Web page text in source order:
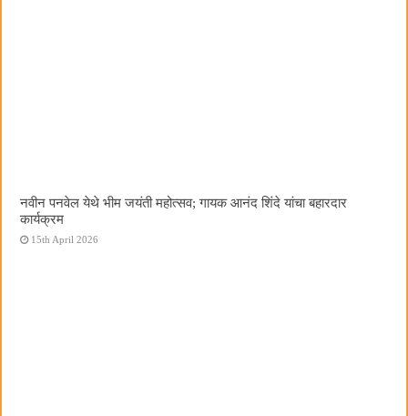
नवीन पनवेल येथे भीम जयंती महोत्सव; गायक आनंद शिंदे यांचा बहारदार
कार्यक्रम
15th April 2026